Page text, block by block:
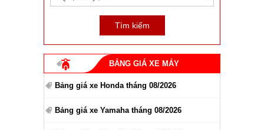
BẢNG GIÁ XE MÁY
Bảng giá xe Honda tháng 08/2026
Bảng giá xe Yamaha tháng 08/2026